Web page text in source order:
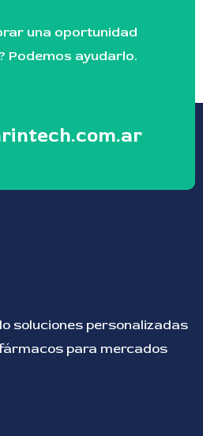
una oportunidad
Podemos ayudarlo.
soluciones personalizadas
para mercados